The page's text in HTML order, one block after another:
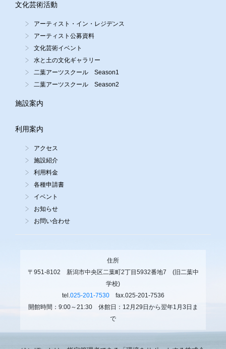
文化芸術活動
アーティスト・イン・レジデンス
アーティスト公募資料
文化芸術イベント
水と土の文化ギャラリー
二葉アーツスクール Season1
二葉アーツスクール Season2
施設案内
利用案内
アクセス
施設紹介
利用料金
各種申請書
イベント
お知らせ
お問い合わせ
住所
〒951-8102 新潟市中央区二葉町2丁目5932番地7 (旧二葉中
学校)
tel.025-201-7530fax.025-201-7536
開館時間：9:00～21:30 休館日：12月29日から翌年1月3日ま
で